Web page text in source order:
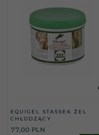
EQUIGEL STASSEK ŻEL
CHŁODZĄCY
77,00 PLN